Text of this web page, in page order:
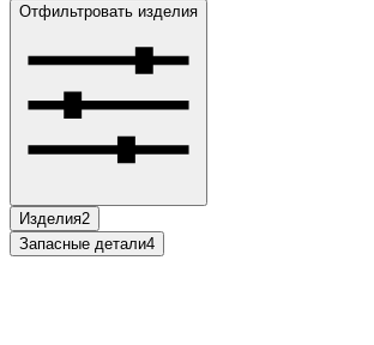
Отфильтровать изделия
Изделия2
Запасные детали4